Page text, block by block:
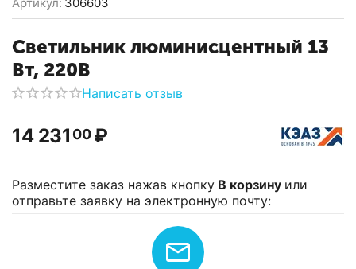
Светильник люминисцентный 13
Вт, 220В
Написать отзыв
14 231 00 ₽
Разместите заказ нажав кнопку В корзину или
отправьте заявку на электронную почту: